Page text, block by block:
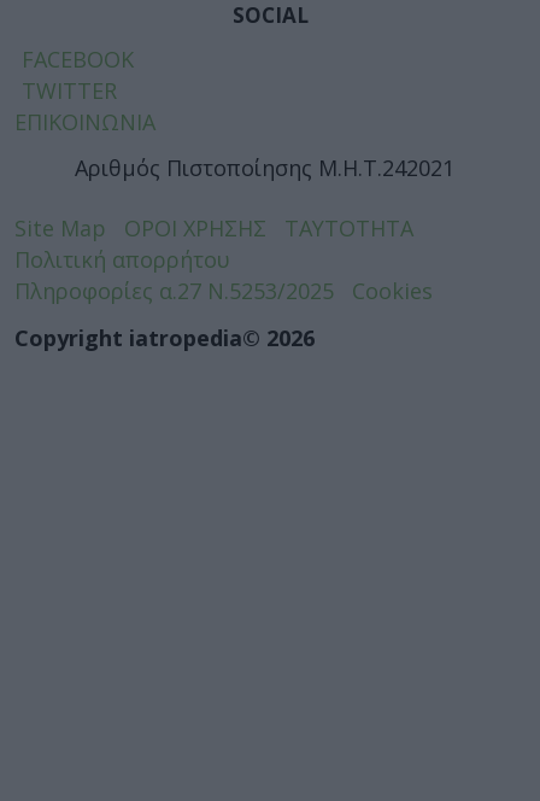
SOCIAL
FACEBOOK
TWITTER
ΕΠΙΚΟΙΝΩΝΙΑ
Αριθμός Πιστοποίησης Μ.Η.Τ.242021
Site Map ΟΡΟΙ ΧΡΗΣΗΣ
ΤΑΥΤΟΤΗΤΑ
Πολιτική απορρήτου
Πληροφορίες α.27 Ν.5253/2025
Cookies
Copyright iatropedia© 2026